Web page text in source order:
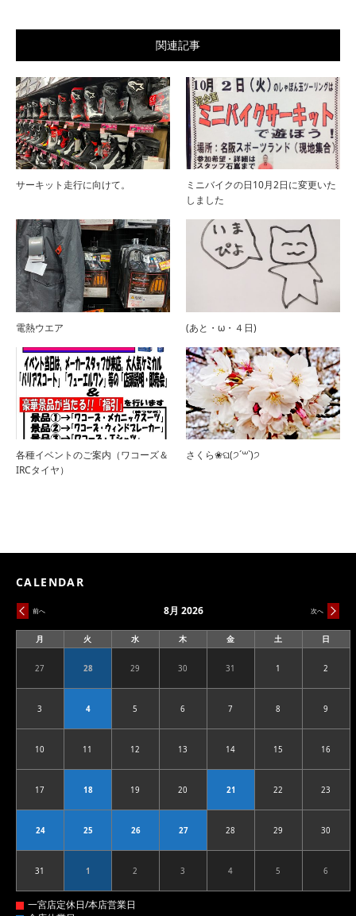
関連記事
サーキット走行に向けて。
ミニバイクの日10月2日に変更いた
しました
電熱ウエア (あと・ω・４日)
各種イベントのご案内（ワコーズ＆
IRCタイヤ）
さくら❀ଘ(੭ˊ꒳​ˋ)੭
CALENDAR
前へ 次へ
8月 2026
月
曜
火
曜
水
曜
木
曜
金
曜
土
曜
日
曜
272026.07.27 282026.07.28 292026.07.29 302026.07.30 312026.07.31 12026.08.01 2
32026.08.03 42026.08.04 52026.08.05 62026.08.06 72026.08.07 82026.08.08 9
102026.08.10 112026.08.11 122026.08.12 132026.08.13 142026.08.14 152026.08.15 16
172026.08.17 182026.08.18 192026.08.19 202026.08.20 212026.08.21 222026.08.22 23
242026.08.24 252026.08.25 262026.08.26 272026.08.27 282026.08.28 292026.08.29 30
312026.08.31 12026.09.01 22026.09.02 32026.09.03 42026.09.04 52026.09.05 6